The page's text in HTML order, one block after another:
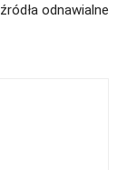
źródła odnawialne